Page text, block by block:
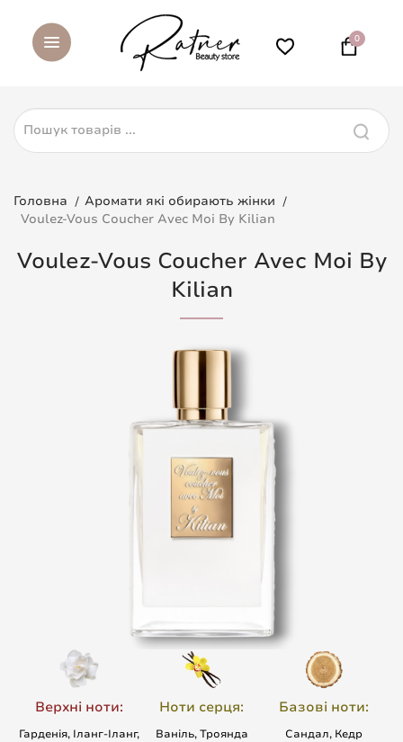
0
Головна
Аромати які обирають жінки
Voulez-Vous Coucher Avec Moi By Kilian
Voulez-Vous Coucher Avec Moi By
Kilian
Верхні ноти:
Гарденія, Іланг-Іланг,
Ноти серця:
Ваніль, Троянда
Базові ноти:
Сандал, Кедр